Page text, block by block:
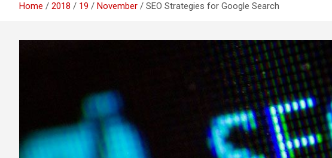
Home 2018 19 November SEO Strategies for Google Search